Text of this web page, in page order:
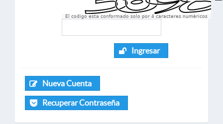
El codigo esta conformado solo por 4 caracteres numèricos
Ingresar
Nueva Cuenta
Recuperar Contraseña